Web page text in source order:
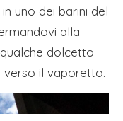
uno dei barini del
alla
qualche dolcetto
il vaporetto.